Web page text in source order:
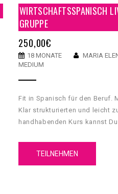
WIRTSCHAFTSSPANISCH
GRUPPE
250,00€
18 MONATE
MARIA
MEDIUM
Fit in Spanisch für den Beruf.
Klar strukturierten und leicht
handhabenden Kurs kannst
Kommunikation im beruflichen
TEILNEHMEN